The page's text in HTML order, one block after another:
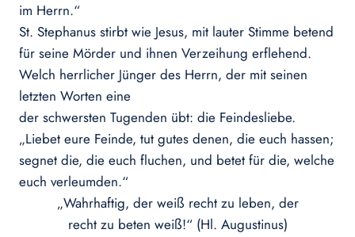
im Herrn.“
St. Stephanus stirbt wie Jesus, mit lauter Stimme betend
für seine Mörder und ihnen Verzeihung erflehend.
Welch herrlicher Jünger des Herrn, der mit seinen
letzten Worten eine
der schwersten Tugenden übt: die Feindesliebe.
„Liebet eure Feinde, tut gutes denen, die euch hassen;
segnet die, die euch fluchen, und betet für die, welche
euch verleumden.“
„Wahrhaftig, der weiß recht zu leben, der
recht zu beten weiß!“ (Hl. Augustinus)